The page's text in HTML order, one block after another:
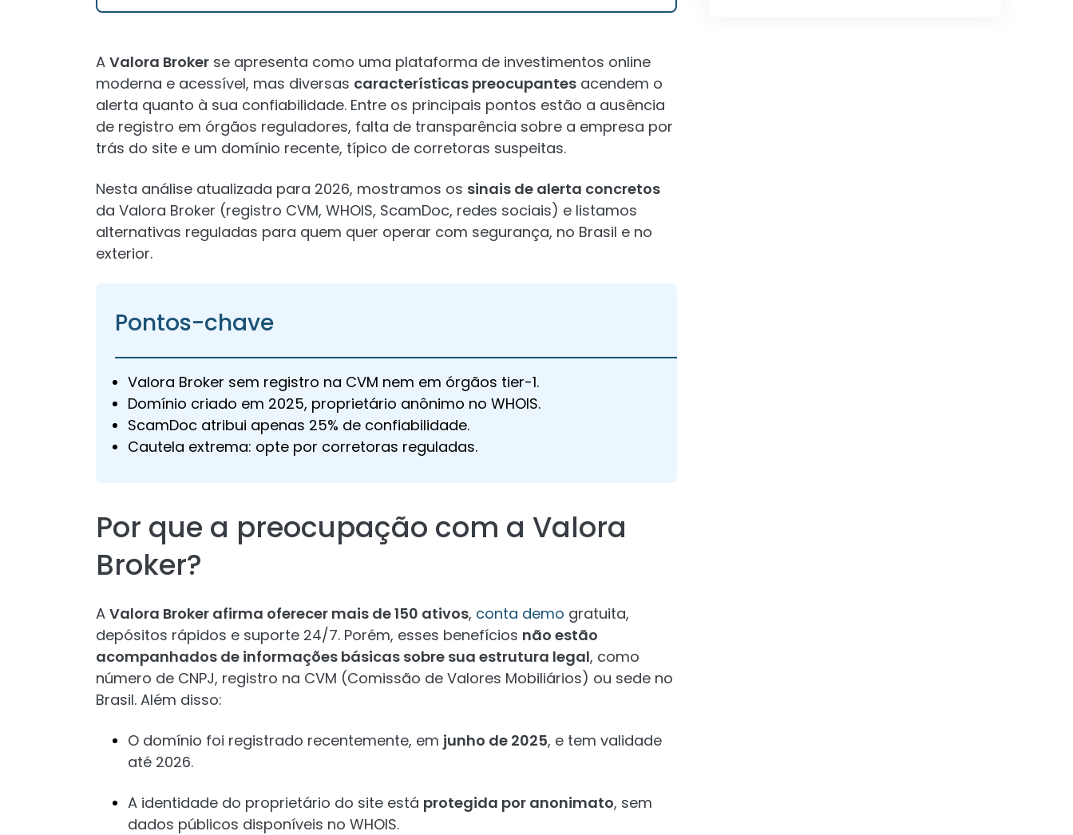
A Valora Broker se apresenta como uma plataforma de investimentos online
moderna e acessível, mas diversas características preocupantes acendem o
alerta quanto à sua confiabilidade. Entre os principais pontos estão a ausência
de registro em órgãos reguladores, falta de transparência sobre a empresa por
trás do site e um domínio recente, típico de corretoras suspeitas.
Nesta análise atualizada para 2026, mostramos os sinais de alerta concretos
da Valora Broker (registro CVM, WHOIS, ScamDoc, redes sociais) e listamos
alternativas reguladas para quem quer operar com segurança, no Brasil e no
exterior.
Pontos-chave
Valora Broker sem registro na CVM nem em órgãos tier-1.
Domínio criado em 2025, proprietário anônimo no WHOIS.
ScamDoc atribui apenas 25% de confiabilidade.
Cautela extrema: opte por corretoras reguladas.
Por que a preocupação com a Valora
Broker?
A Valora Broker afirma oferecer mais de 150 ativos, conta demo gratuita,
depósitos rápidos e suporte 24/7. Porém, esses benefícios não estão
acompanhados de informações básicas sobre sua estrutura legal, como
número de CNPJ, registro na CVM (Comissão de Valores Mobiliários) ou sede no
Brasil. Além disso:
O domínio foi registrado recentemente, em junho de 2025, e tem validade
até 2026.
A identidade do proprietário do site está protegida por anonimato, sem
dados públicos disponíveis no WHOIS.